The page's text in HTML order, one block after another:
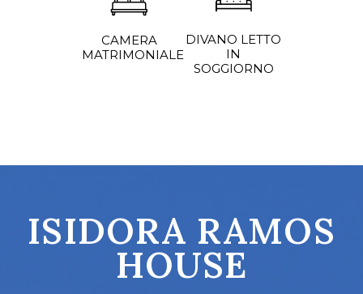
CAMERA
MATRIMONIALE
DIVANO LETTO
IN
SOGGIORNO
ISIDORA RAMOS
HOUSE